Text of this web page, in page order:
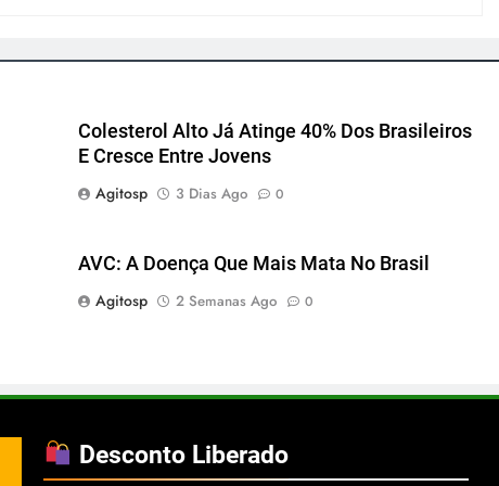
Colesterol Alto Já Atinge 40% Dos Brasileiros
E Cresce Entre Jovens
Agitosp
3 Dias Ago 0
AVC: A Doença Que Mais Mata No Brasil
Agitosp
2 Semanas Ago 0
Desconto Liberado